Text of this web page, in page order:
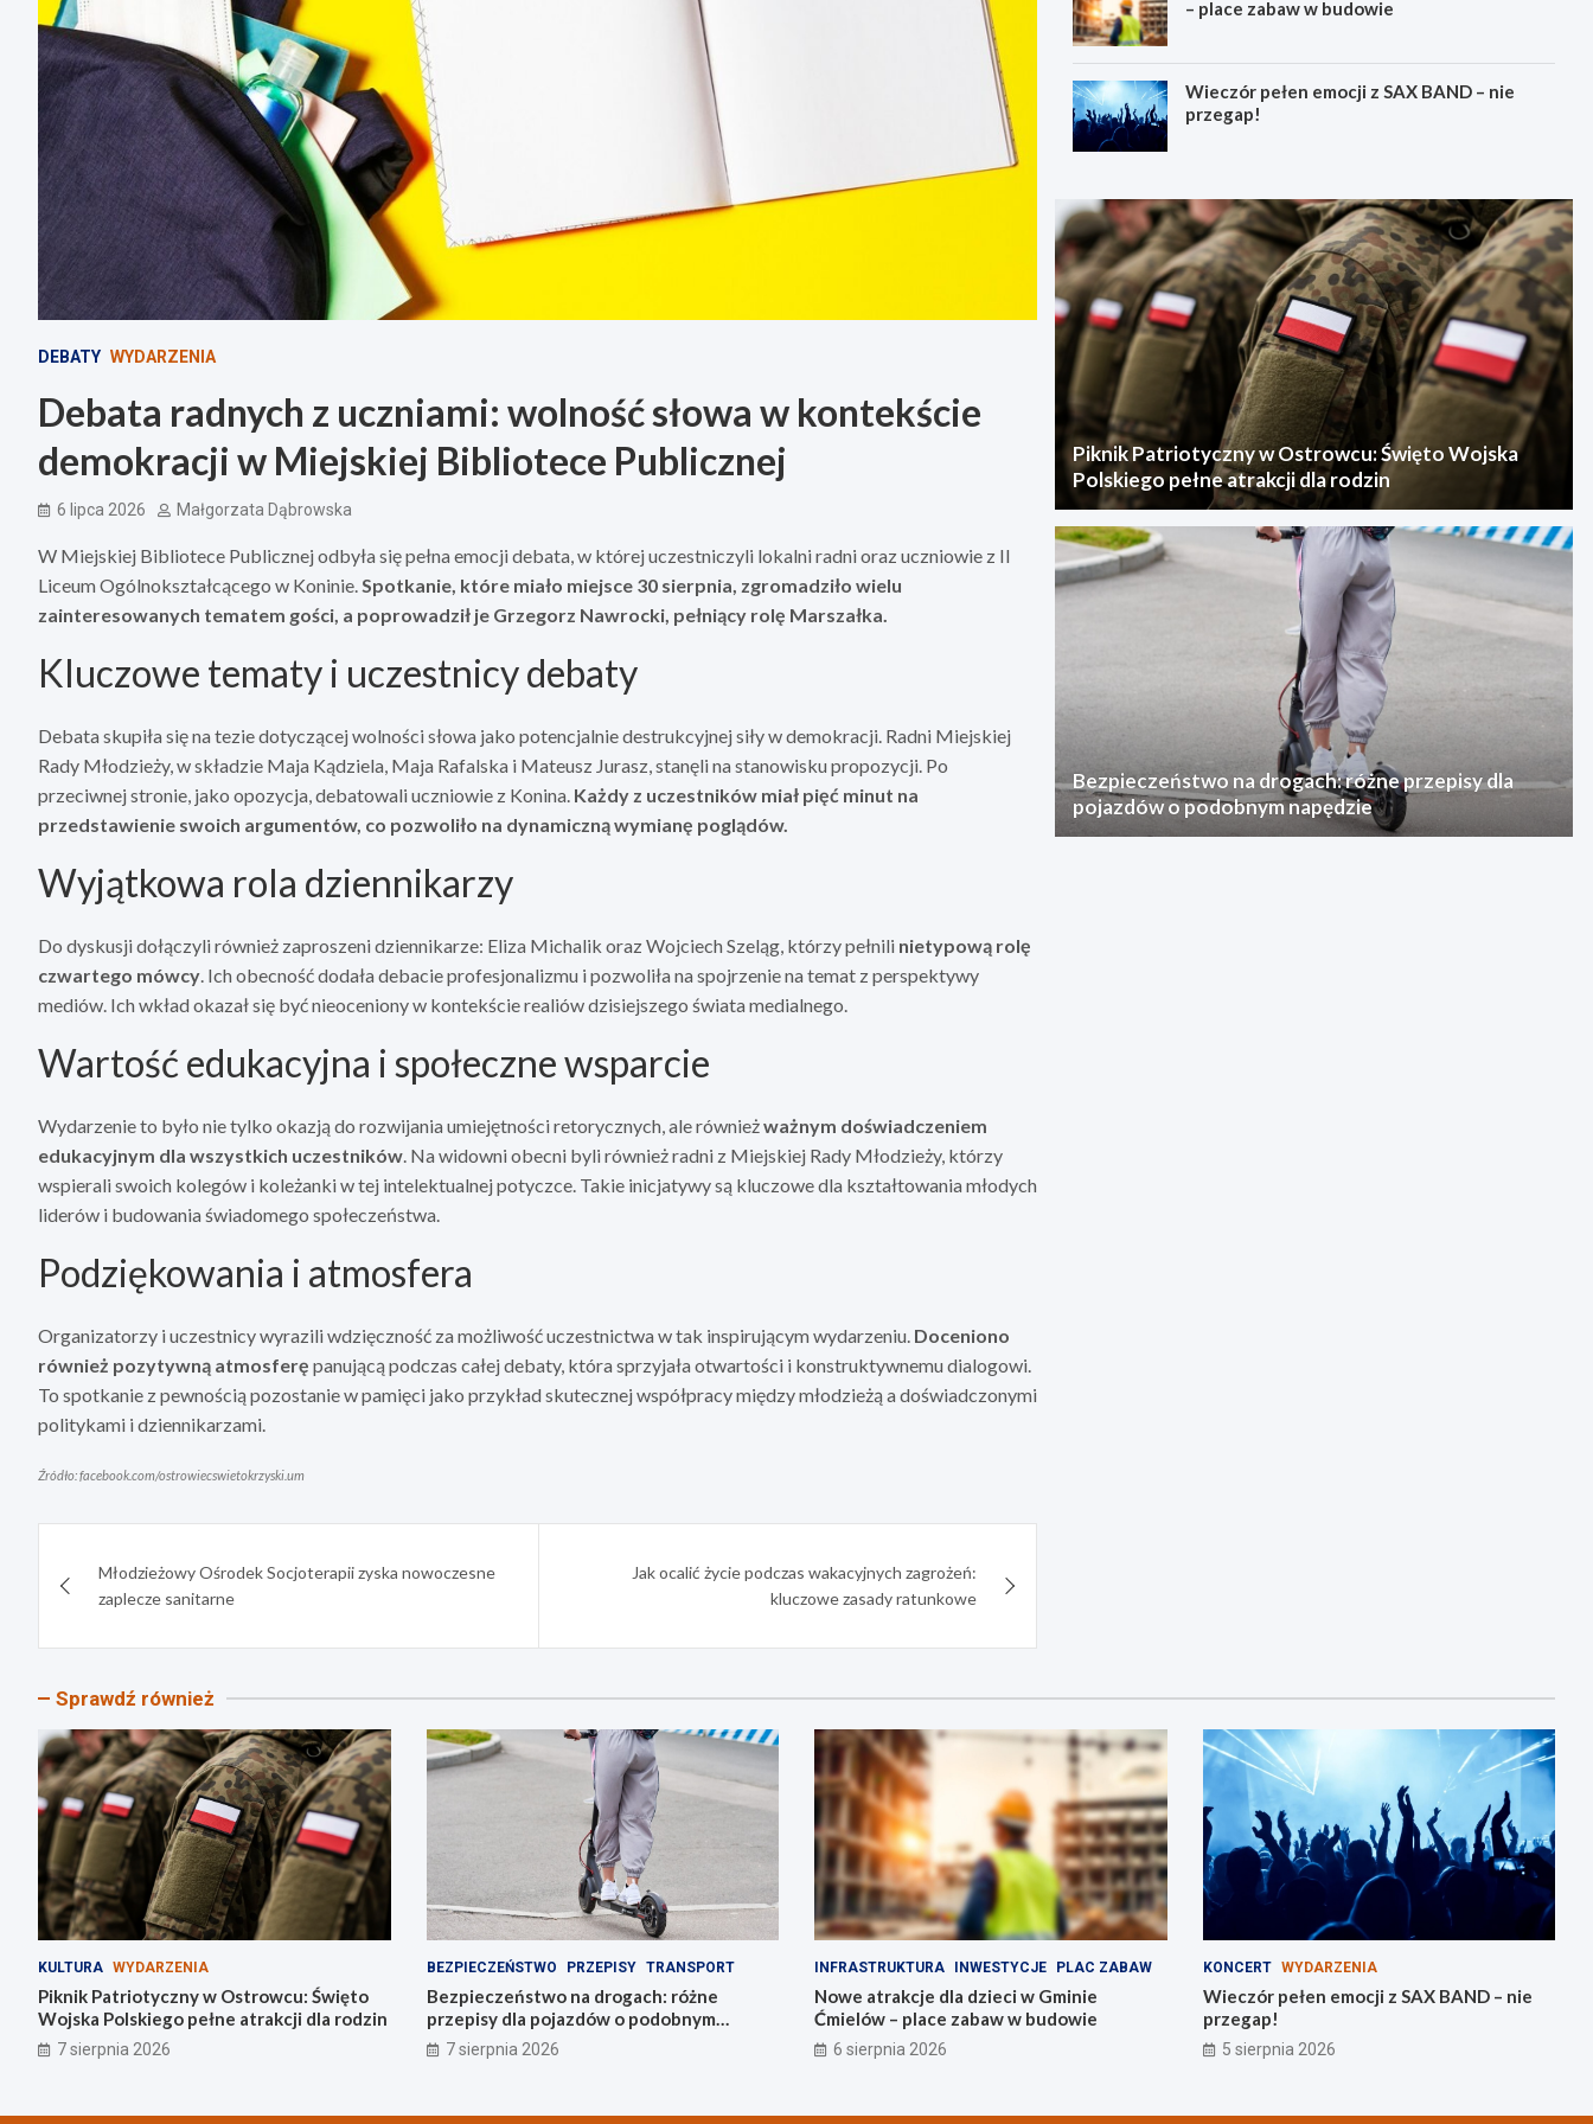
DEBATY WYDARZENIA
Debata radnych z uczniami: wolność słowa w kontekście
demokracji w Miejskiej Bibliotece Publicznej
6 lipca 2026 Małgorzata Dąbrowska
W Miejskiej Bibliotece Publicznej odbyła się pełna emocji debata, w której uczestniczyli lokalni radni oraz uczniowie z II
Liceum Ogólnokształcącego w Koninie.Spotkanie, które miało miejsce 30 sierpnia, zgromadziło wielu
zainteresowanych tematem gości, a poprowadził je Grzegorz Nawrocki, pełniący rolę Marszałka.
Kluczowe tematy i uczestnicy debaty
Debata skupiła się na tezie dotyczącej wolności słowa jako potencjalnie destrukcyjnej siły w demokracji. Radni Miejskiej
Rady Młodzieży, w składzie Maja Kądziela, Maja Rafalska i Mateusz Jurasz, stanęli na stanowisku propozycji. Po
przeciwnej stronie, jako opozycja, debatowali uczniowie z Konina. Każdy z uczestników miał pięć minut na
przedstawienie swoich argumentów, co pozwoliło na dynamiczną wymianę poglądów.
Wyjątkowa rola dziennikarzy
Do dyskusji dołączyli również zaproszeni dziennikarze: Eliza Michalik oraz Wojciech Szeląg, którzy pełnili nietypową rolę
czwartego mówcy. Ich obecność dodała debacie profesjonalizmu i pozwoliła na spojrzenie na temat z perspektywy
mediów. Ich wkład okazał się być nieoceniony w kontekście realiów dzisiejszego świata medialnego.
Wartość edukacyjna i społeczne wsparcie
Wydarzenie to było nie tylko okazją do rozwijania umiejętności retorycznych, ale równieżważnym doświadczeniem
edukacyjnym dla wszystkich uczestników. Na widowni obecni byli również radni z Miejskiej Rady Młodzieży, którzy
wspierali swoich kolegów i koleżanki w tej intelektualnej potyczce. Takie inicjatywy są kluczowe dla kształtowania młodych
liderów i budowania świadomego społeczeństwa.
Podziękowania i atmosfera
Organizatorzy i uczestnicy wyrazili wdzięczność za możliwość uczestnictwa w tak inspirującym wydarzeniu. Doceniono
również pozytywną atmosferę panującą podczas całej debaty, która sprzyjała otwartości i konstruktywnemu dialogowi.
To spotkanie z pewnością pozostanie w pamięci jako przykład skutecznej współpracy między młodzieżą a doświadczonymi
politykami i dziennikarzami.
Źródło: facebook.com/ostrowiecswietokrzyski.um
wpisuMłodzieżowy Ośrodek Socjoterapii zyska nowoczesne
zaplecze sanitarne
Jak ocalić życie podczas wakacyjnych zagrożeń:
kluczowe zasady ratunkowe
– place zabaw w budowie
Wieczór pełen emocji z SAX BAND – nie
przegap!
Piknik Patriotyczny w Ostrowcu: Święto Wojska
Polskiego pełne atrakcji dla rodzin
Bezpieczeństwo na drogach: różne przepisy dla
pojazdów o podobnym napędzie
Sprawdź również
KULTURA WYDARZENIA
Piknik Patriotyczny w Ostrowcu: Święto
Wojska Polskiego pełne atrakcji dla rodzin
7 sierpnia 2026
BEZPIECZEŃSTWO PRZEPISY TRANSPORT
Bezpieczeństwo na drogach: różne
przepisy dla pojazdów o podobnym
napędzie
7 sierpnia 2026
INFRASTRUKTURA INWESTYCJE PLAC ZABAW
Nowe atrakcje dla dzieci w Gminie
Ćmielów – place zabaw w budowie
6 sierpnia 2026
KONCERT WYDARZENIA
Wieczór pełen emocji z SAX BAND – nie
przegap!
5 sierpnia 2026